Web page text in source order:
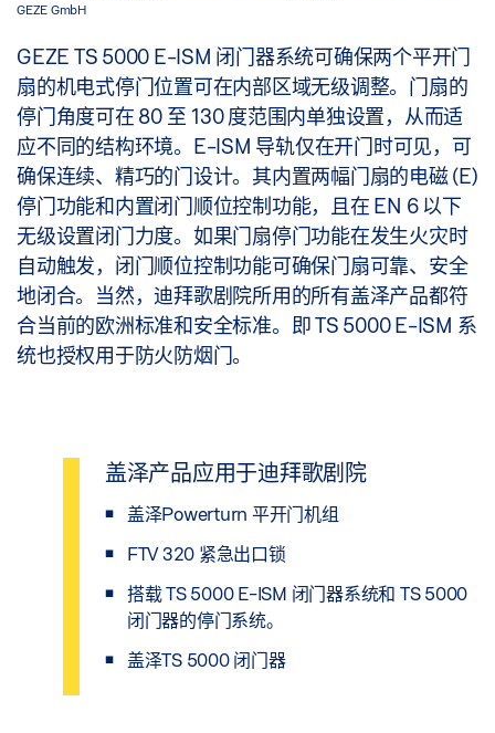
GEZE GmbH
GEZE TS 5000 E-ISM 闭门器系统可确保两个平开门
扇的机电式停门位置可在内部区域无级调整。门扇的
停门角度可在 80 至 130 度范围内单独设置，从而适
应不同的结构环境。E-ISM 导轨仅在开门时可见，可
确保连续、精巧的门设计。其内置两幅门扇的电磁 (E)
停门功能和内置闭门顺位控制功能，且在 EN 6 以下
无级设置闭门力度。如果门扇停门功能在发生火灾时
自动触发，闭门顺位控制功能可确保门扇可靠、安全
地闭合。当然，迪拜歌剧院所用的所有盖泽产品都符
合当前的欧洲标准和安全标准。即 TS 5000 E-ISM 系
统也授权用于防火防烟门。
盖泽产品应用于迪拜歌剧院
盖泽Powerturn 平开门机组
FTV 320 紧急出口锁
搭载 TS 5000 E-ISM 闭门器系统和 TS 5000
闭门器的停门系统。
盖泽TS 5000 闭门器